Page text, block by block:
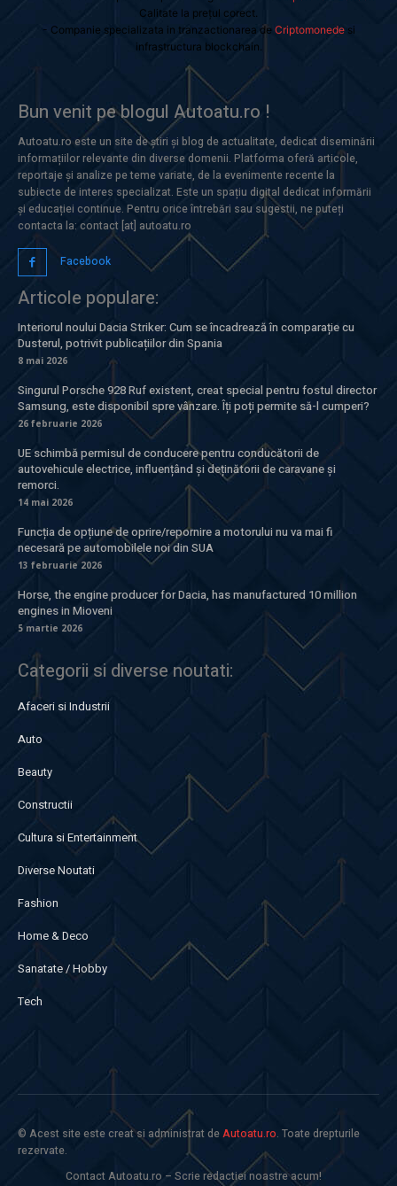
Calitate la prețul corect.
- Companie specializata in tranzactionarea de Criptomonedesi
infrastructura blockchain.
Bun venit pe blogul Autoatu.ro !
Autoatu.ro este un site de știri și blog de actualitate, dedicat diseminării
informațiilor relevante din diverse domenii. Platforma oferă articole,
reportaje și analize pe teme variate, de la evenimente recente la
subiecte de interes specializat. Este un spațiu digital dedicat informării
și educației continue. Pentru orice întrebări sau sugestii, ne puteți
contacta la: contact [at] autoatu.ro
Facebook
Articole populare:
Interiorul noului Dacia Striker: Cum se încadrează în comparație cu
Dusterul, potrivit publicațiilor din Spania
8 mai 2026
Singurul Porsche 928 Ruf existent, creat special pentru fostul director
Samsung, este disponibil spre vânzare. Îți poți permite să-l cumperi?
26 februarie 2026
UE schimbă permisul de conducere pentru conducătorii de
autovehicule electrice, influențând și deținătorii de caravane și
remorci.
14 mai 2026
Funcția de opțiune de oprire/repornire a motorului nu va mai fi
necesară pe automobilele noi din SUA
13 februarie 2026
Horse, the engine producer for Dacia, has manufactured 10 million
engines in Mioveni
5 martie 2026
Categorii si diverse noutati:
Afaceri si Industrii
Auto
Beauty
Constructii
Cultura si Entertainment
Diverse Noutati
Fashion
Home & Deco
Sanatate / Hobby
Tech
© Acest site este creat si administrat deAutoatu.ro. Toate drepturile
rezervate.
Contact Autoatu.ro – Scrie redactiei noastre acum!